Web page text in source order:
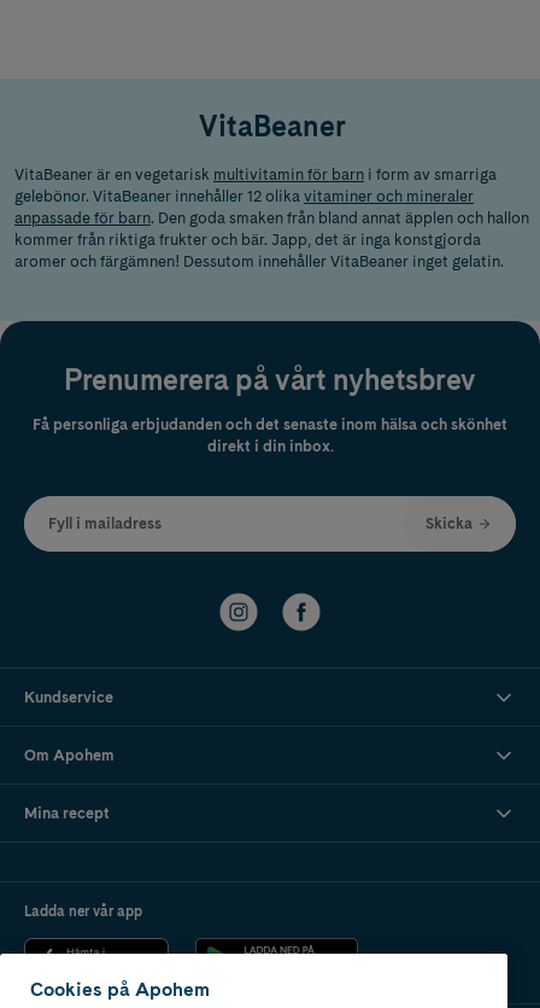
VitaBeaner
VitaBeaner är en vegetarisk multivitamin för barn i form av smarriga
gelebönor. VitaBeaner innehåller 12 olika vitaminer och mineraler
anpassade för barn. Den goda smaken från bland annat äpplen och hallon
kommer från riktiga frukter och bär. Japp, det är inga konstgjorda
aromer och färgämnen! Dessutom innehåller VitaBeaner inget gelatin.
Prenumerera på vårt nyhetsbrev
Få personliga erbjudanden och det senaste inom hälsa och skönhet
direkt i din inbox.
Fyll i mailadress Skicka
Kundservice
Om Apohem
Mina recept
Ladda ner vår app
Cookies på Apohem